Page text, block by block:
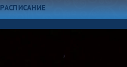
РАСПИСАНИЕ